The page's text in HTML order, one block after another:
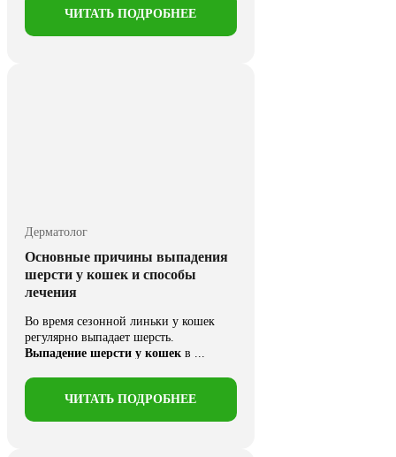
ЧИТАТЬ ПОДРОБНЕЕ
Дерматолог
Основные причины выпадения
шерсти у кошек и способы
лечения
Во время сезонной линьки у кошек
регулярно выпадает шерсть.
Выпадение шерсти у кошек в ...
ЧИТАТЬ ПОДРОБНЕЕ